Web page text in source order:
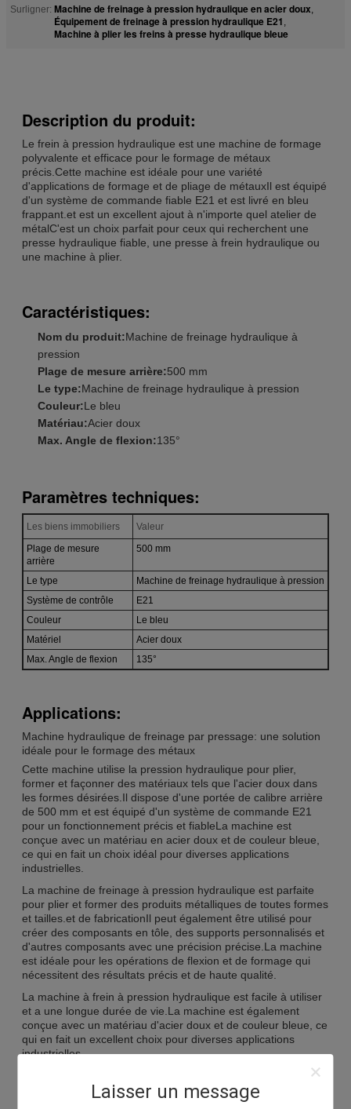
Laisser un message
Surligner: Machine de freinage à pression hydraulique en acier doux,
Équipement de freinage à pression hydraulique E21 ,
Machine à plier les freins à presse hydraulique bleue
Description du produit:
Le frein à pression hydraulique est une machine de formage
polyvalente et efficace pour le formage de métaux
précis.Cette machine est idéale pour une variété
d'applications de formage et de pliage de métauxIl est équipé
d'un système de commande fiable E21 et est livré en bleu
frappant.et est un excellent ajout à n'importe quel atelier de
métalC'est un choix parfait pour ceux qui recherchent une
presse hydraulique fiable, une presse à frein hydraulique ou
une machine à plier.
Caractéristiques:
Nom du produit:Machine de freinage hydraulique à
pression
Plage de mesure arrière:500 mm
Le type:Machine de freinage hydraulique à pression
Couleur:Le bleu
Matériau:Acier doux
Max. Angle de flexion:135°
Paramètres techniques:
Les biens immobiliers
Valeur
Plage de mesure
arrière
500 mm
Le type
Machine de freinage hydraulique à pression
Système de contrôle
E21
Couleur
Le bleu
Matériel
Acier doux
Max. Angle de flexion
135°
Applications:
Machine hydraulique de freinage par pressage: une solution
idéale pour le formage des métaux
Cette machine utilise la pression hydraulique pour plier,
former et façonner des matériaux tels que l'acier doux dans
les formes désirées.Il dispose d'une portée de calibre arrière
de 500 mm et est équipé d'un système de commande E21
pour un fonctionnement précis et fiableLa machine est
conçue avec un matériau en acier doux et de couleur bleue,
ce qui en fait un choix idéal pour diverses applications
industrielles.
La machine de freinage à pression hydraulique est parfaite
pour plier et former des produits métalliques de toutes formes
et tailles.et de fabricationIl peut également être utilisé pour
créer des composants en tôle, des supports personnalisés et
d'autres composants avec une précision précise.La machine
est idéale pour les opérations de flexion et de formage qui
nécessitent des résultats précis et de haute qualité.
La machine à frein à pression hydraulique est facile à utiliser
et a une longue durée de vie.La machine est également
conçue avec un matériau d'acier doux et de couleur bleue, ce
qui en fait un excellent choix pour diverses applications
industrielles.
Le frein à pression hydraulique est une solution idéale pour le
formage des métaux.ce qui en fait un excellent choix pour
diverses applications industriellesIl est également équipé d'un